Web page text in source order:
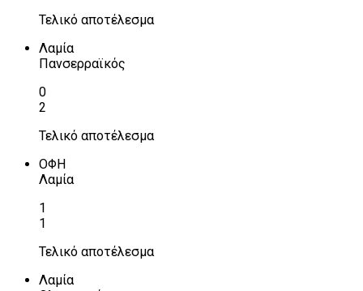
Τελικό αποτέλεσμα
Λαμία
Πανσερραϊκός
0
2
Τελικό αποτέλεσμα
ΟΦΗ
Λαμία
1
1
Τελικό αποτέλεσμα
Λαμία